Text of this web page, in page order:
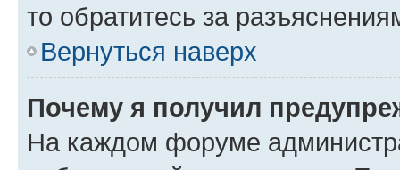
то обратитесь за
Вернуться наверх
Почему я получил
На каждом форуме